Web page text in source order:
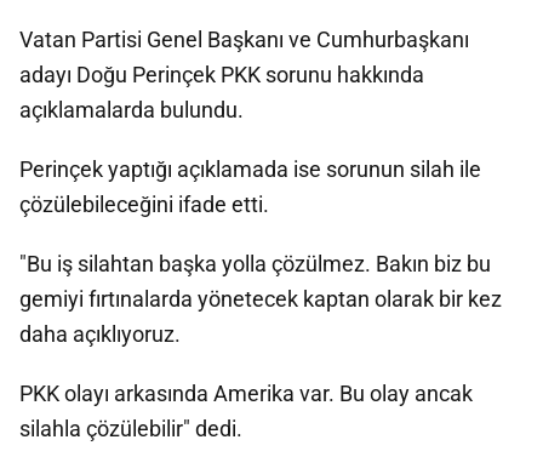
Vatan Partisi Genel Başkanı ve Cumhurbaşkanı
adayı Doğu Perinçek PKK sorunu hakkında
açıklamalarda bulundu.
Perinçek yaptığı açıklamada ise sorunun silah ile
çözülebileceğini ifade etti.
"Bu iş silahtan başka yolla çözülmez. Bakın biz bu
gemiyi fırtınalarda yönetecek kaptan olarak bir kez
daha açıklıyoruz.
PKK olayı arkasında Amerika var. Bu olay ancak
silahla çözülebilir" dedi.